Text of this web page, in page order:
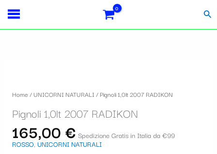
contenuto
Home /UNICORNI NATURALI / Pignoli 1,0lt 2007 RADIKON
Pignoli 1,0lt 2007 RADIKON
165,00 € Spedizione Gratis in Italia da €99
ROSSO, UNICORNI NATURALI
RADIKON
S
o
n
a
u